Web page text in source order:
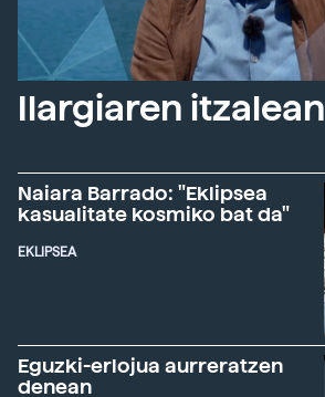
Ilargiaren itzalean
Naiara Barrado: "Eklipsea
kasualitate kosmiko bat da"
EKLIPSEA
Eguzki-erlojua aurreratzen
denean